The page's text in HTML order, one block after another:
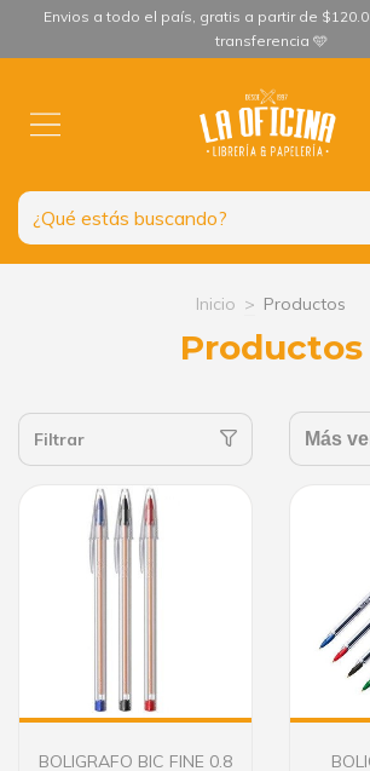
Envios a todo el país, gratis a partir de
transferencia 🩵
Inicio > Productos
Productos
Filtrar
BOLIGRAFO BIC FINE 0.8